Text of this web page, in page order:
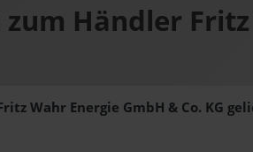
Händler
Wahr Energie GmbH & Co. KG